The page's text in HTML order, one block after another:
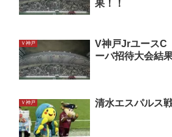
果！！
Ｖ神戸
V神戸Jrユース
ーバ招待大会結
Ｖ神戸 清水エスパルス